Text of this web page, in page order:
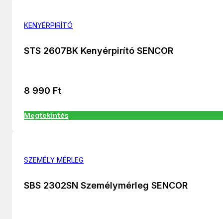
KENYÉRPIRÍTÓ
STS 2607BK Kenyérpirító SENCOR
8 990 Ft
Megtekintés
SZEMÉLY MÉRLEG
SBS 2302SN Személymérleg SENCOR